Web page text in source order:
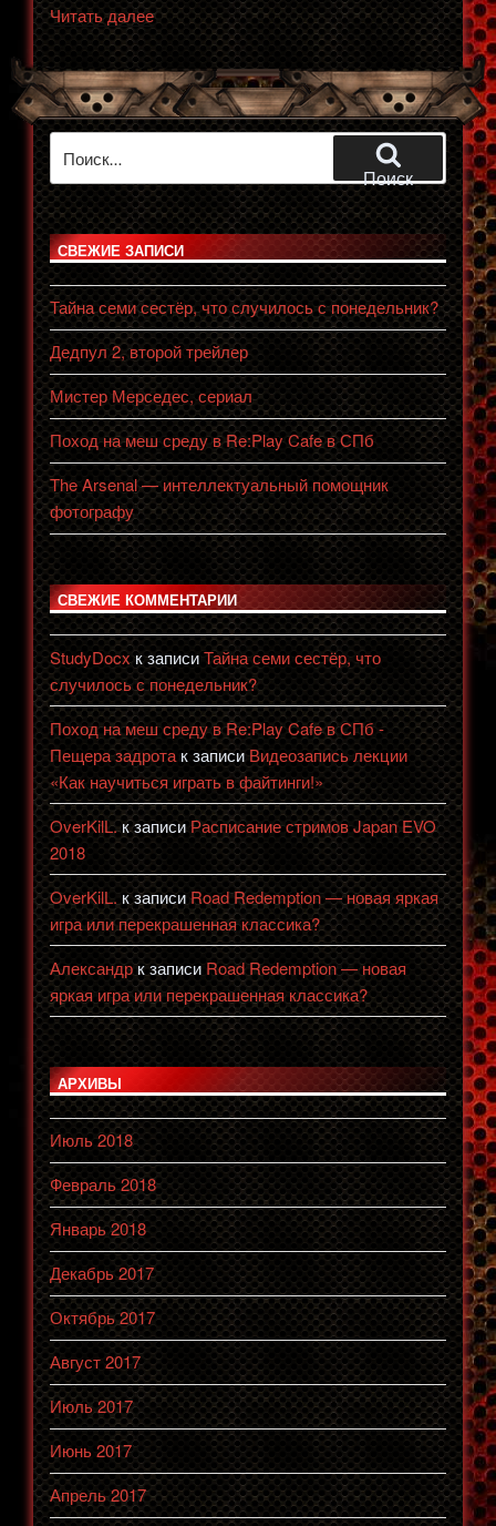
Читать далее«GGXrd
OverKilL
(SO)
vs
Arsen
#FT10»
Поиск
СВЕЖИЕ ЗАПИСИ
Тайна семи сестёр, что случилось с понедельник?
Дедпул 2, второй трейлер
Мистер Мерседес, сериал
Поход на меш среду в Re:Play Cafe в СПб
The Arsenal — интеллектуальный помощник
фотографу
СВЕЖИЕ КОММЕНТАРИИ
StudyDocxк записиТайна семи сестёр, что
случилось с понедельник?
Поход на меш среду в Re:Play Cafe в СПб -
Пещера задрота к записиВидеозапись лекции
«Как научиться играть в файтинги!»
OverKilL.к записиРасписание стримов Japan EVO
2018
OverKilL.к записиRoad Redemption — новая яркая
игра или перекрашенная классика?
Александрк записи Road Redemption — новая
яркая игра или перекрашенная классика?
АРХИВЫ
Июль 2018
Февраль 2018
Январь 2018
Декабрь 2017
Октябрь 2017
Август 2017
Июль 2017
Июнь 2017
Апрель 2017